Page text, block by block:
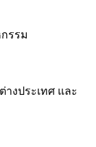
รรม
างประเทศ และ